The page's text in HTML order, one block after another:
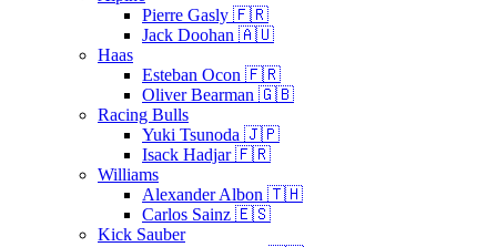
Pierre Gasly 🇫🇷
Jack Doohan 🇦🇺
Haas
Esteban Ocon 🇫🇷
Oliver Bearman 🇬🇧
Racing Bulls
Yuki Tsunoda 🇯🇵
Isack Hadjar 🇫🇷
Williams
Alexander Albon 🇹🇭
Carlos Sainz 🇪🇸
Kick Sauber